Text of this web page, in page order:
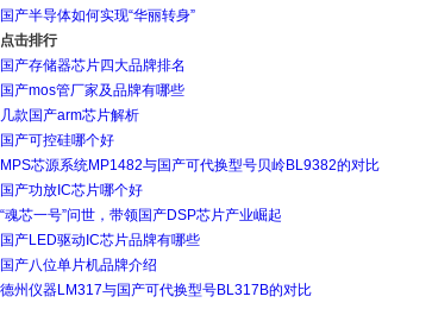
国产半导体如何实现“华丽转身”
点击排行
国产存储器芯片四大品牌排名
国产mos管厂家及品牌有哪些
几款国产arm芯片解析
国产可控硅哪个好
MPS芯源系统MP1482与国产可代换型号贝岭BL9382的对比
国产功放IC芯片哪个好
“魂芯一号”问世，带领国产DSP芯片产业崛起
国产LED驱动IC芯片品牌有哪些
国产八位单片机品牌介绍
德州仪器LM317与国产可代换型号BL317B的对比